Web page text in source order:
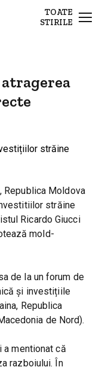
TOATE
STIRILE
Republica Moldova
străine
Ricardo Giucci
mold-
de la un forum de
și investițiile
Republica
de Nord).
a mentionat că
razboiului. În